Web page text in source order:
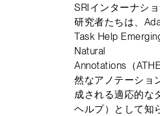
SRIインターナシ
研究者たちは、
Task Help
Natural
Annotations（
然なアノテーショ
成される適応的な
ヘルプ）として知